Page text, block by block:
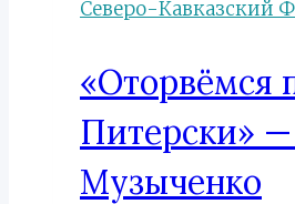
Северо-Кавказский
«Оторвёмся
Питерски»
Музыченко